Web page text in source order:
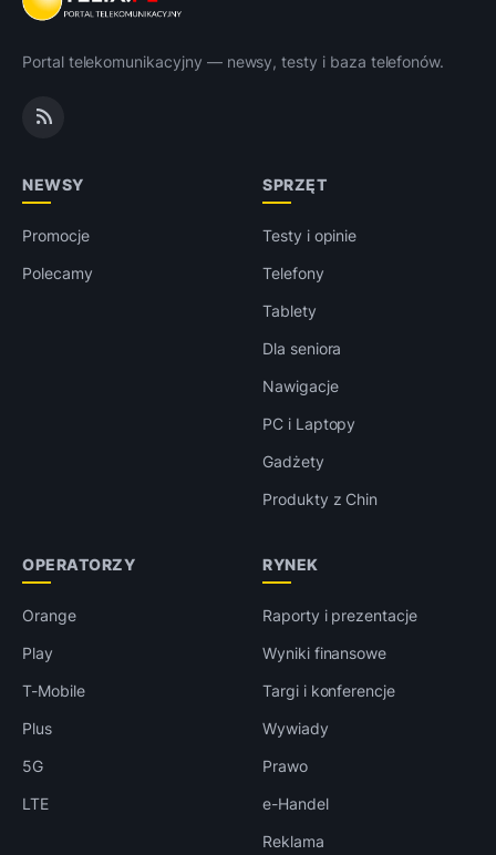
Portal telekomunikacyjny — newsy, testy i baza telefonów.
NEWSY
Promocje
Polecamy
SPRZĘT
Testy i opinie
Telefony
Tablety
Dla seniora
Nawigacje
PC i Laptopy
Gadżety
Produkty z Chin
OPERATORZY
Orange
Play
T-Mobile
Plus
5G
LTE
RYNEK
Raporty i prezentacje
Wyniki finansowe
Targi i konferencje
Wywiady
Prawo
e-Handel
Reklama